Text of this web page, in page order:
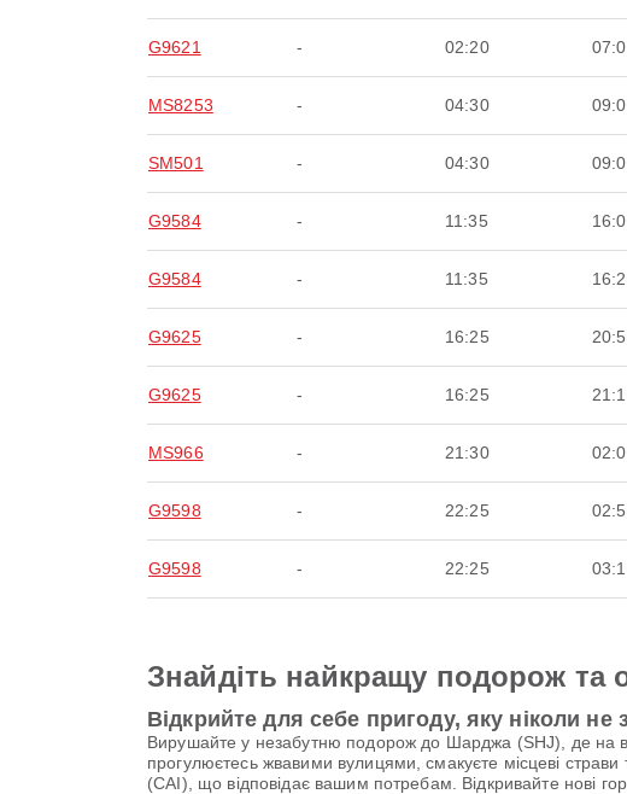
G9621 - 02:20
MS8253 - 04:30
SM501 - 04:30
G9584 - 11:35
G9584 - 11:35
G9625 - 16:25
G9625 - 16:25
MS966 - 21:30
G9598 - 22:25
G9598 - 22:25
Знайдіть найкращу подорож та
Відкрийте для себе пригоду, яку ніколи не
Вирушайте у незабутню подорож до Шарджа (SHJ), де на
прогулюєтесь жвавими вулицями, смакуєте місцеві
(CAI), що відповідає вашим потребам. Відкривайте нові